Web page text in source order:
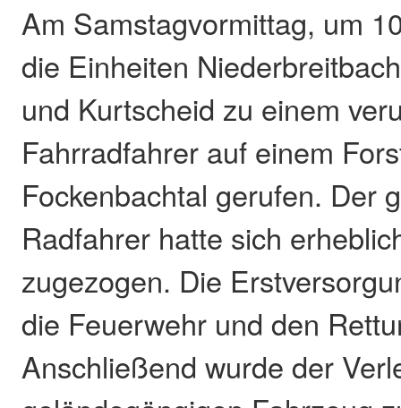
Am Samstagvormittag, um
die Einheiten
und Kurtscheid zu einem
Fahrradfahrer auf einem
Fockenbachtal gerufen. Der
Radfahrer hatte sich
zugezogen. Die
die Feuerwehr und den
Anschließend wurde der